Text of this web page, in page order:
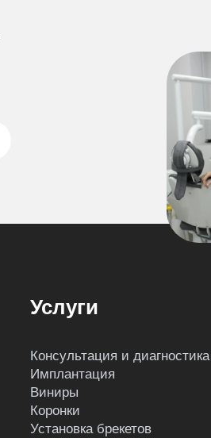
Услуги
Консультация и диагностика
Имплантация
Виниры
Коронки
Установка брекетов